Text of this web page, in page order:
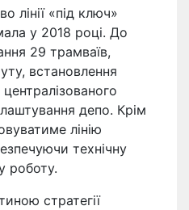
лінії «під ключ»
у 2018 році. До
29 трамваїв,
встановлення
депо. Крім
лінію
технічну
роботу.
стратегії